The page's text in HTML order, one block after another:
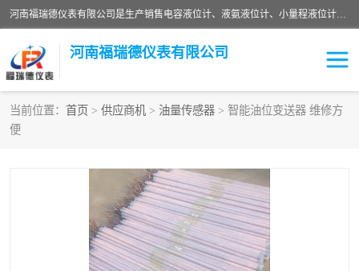
河南福瑞德仪表有限公司是生产销售电容液位计、液氨液位计、小量程液位计定制、智能锅炉水位计、液氮液位计等；并在产品开发、研制的过程中，吸取国内外仪器仪表的技术精华，建立了一支高、精、尖的科研开发队伍，使产品性能不断升级。
河南福瑞德仪表有限公司
当前位置： 首页 > 供应商机 > 油量传感器 > 智能油位变送器 维修方
便
流量传感器
液氮液位计
差压变送器 液位计传感器定制